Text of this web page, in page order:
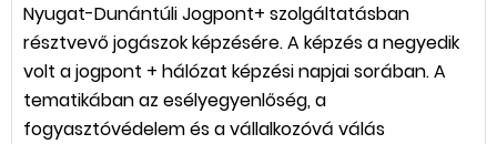
Nyugat-Dunántúli Jogpont+ szolgáltatásban
résztvevő jogászok képzésére. A képzés a negyedik
volt a jogpont + hálózat képzési napjai sorában. A
tematikában az esélyegyenlőség, a
fogyasztóvédelem és a vállalkozóvá válás